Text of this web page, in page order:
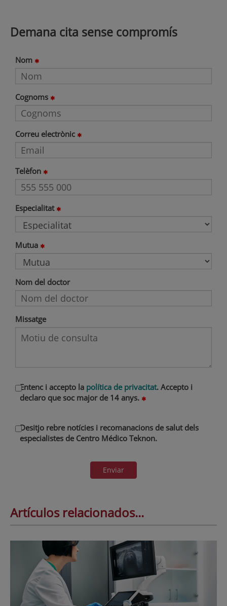
Demana cita sense compromís
Nom
Cognoms
Correu electrònic
Telèfon
Especialitat
Mutua
Nom del doctor
Missatge
Entenc i accepto la política de privacitat. Accepto i
declaro que soc major de 14 anys.
Desitjo rebre notícies i recomanacions de salut dels
especialistes de Centro Médico Teknon.
Enviar
Artículos relacionados...